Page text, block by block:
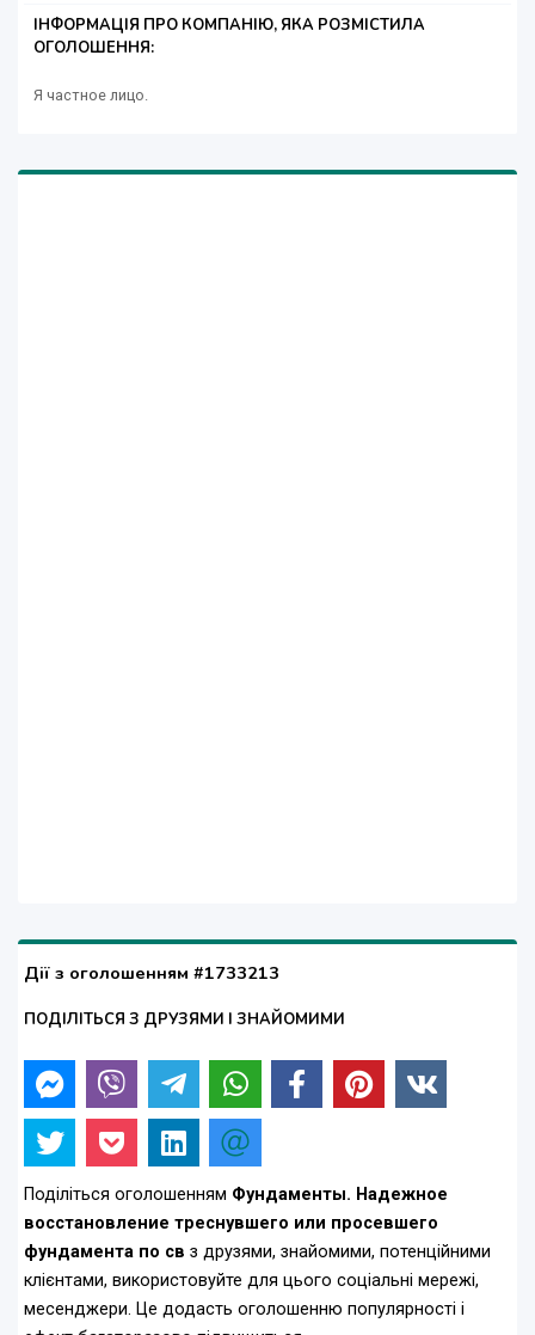
ІНФОРМАЦІЯ ПРО КОМПАНІЮ, ЯКА РОЗМІСТИЛА
ОГОЛОШЕННЯ:
Я частное лицо.
Дії з оголошенням #1733213
ПОДІЛІТЬСЯ З ДРУЗЯМИ І ЗНАЙОМИМИ
Поділіться оголошенням Фундаменты. Надежное
восстановление треснувшего или просевшего
фундамента по св з друзями, знайомими, потенційними
клієнтами, використовуйте для цього соціальні мережі,
месенджери. Це додасть оголошенню популярності і